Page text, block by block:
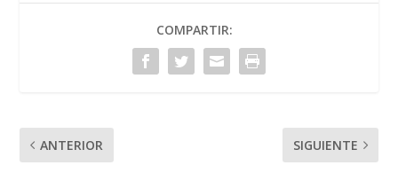
COMPARTIR:
ANTERIOR SIGUIENTE